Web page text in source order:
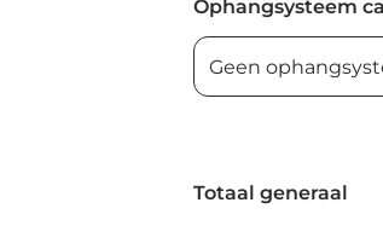
Ophangsysteem
Totaal generaal